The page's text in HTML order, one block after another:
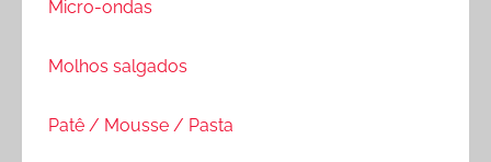
Micro-ondas
Molhos salgados
Patê / Mousse / Pasta